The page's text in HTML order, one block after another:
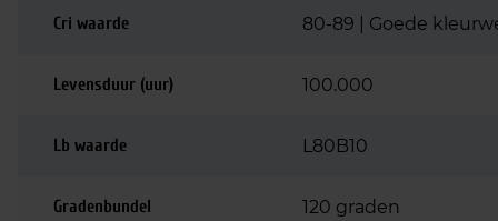
Cri waarde 80-89 | Goede
Levensduur (uur) 100.000
Lb waarde L80B10
Gradenbundel 120 graden